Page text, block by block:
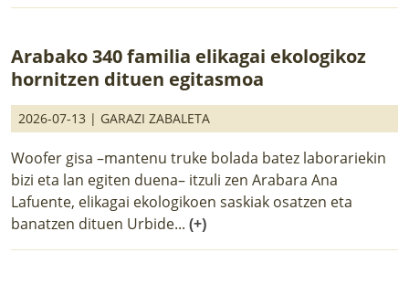
Arabako 340 familia elikagai ekologikoz
hornitzen dituen egitasmoa
2026-07-13 | GARAZI ZABALETA
Woofer gisa –mantenu truke bolada batez laborariekin
bizi eta lan egiten duena– itzuli zen Arabara Ana
Lafuente, elikagai ekologikoen saskiak osatzen eta
banatzen dituen Urbide... (+)